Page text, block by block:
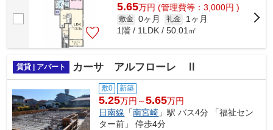
5.65万円 (管理費等：3,000円 )
敷金 0ヶ月 礼金
1ヶ月
1階 / 1LDK / 50.01㎡
賃貸 | アパート カーサ アルフローレ Ⅱ
敷0 新築
5.25万円～5.65万円
日南線 「南宮崎 」駅 バス4分 「福祉セン
ター前」 停歩4分